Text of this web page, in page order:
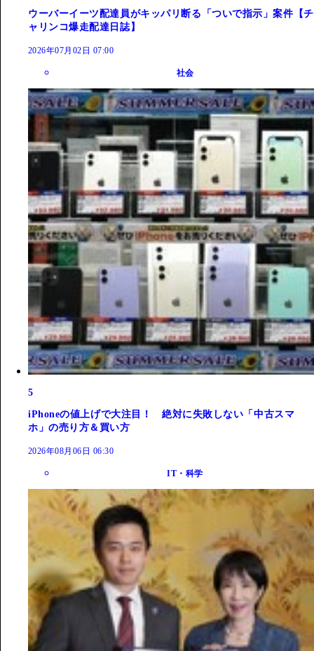
ウーバーイーツ配達員がキッパリ断る「ついで指示」案件【チ
ャリンコ爆走配達日誌】
2026年07月02日 07:00
社会
5
iPhoneの値上げで大注目！ 絶対に失敗しない「中古スマ
ホ」の売り方＆買い方
2026年08月06日 06:30
IT・科学